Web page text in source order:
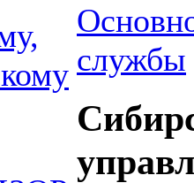
службы